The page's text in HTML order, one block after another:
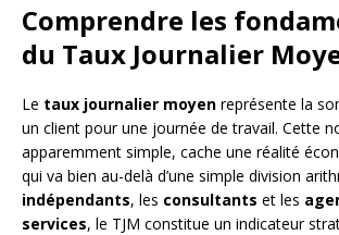
Comprendre les
du Taux Journalier
Le taux journalier moyen représente la
un client pour une journée de travail. Cette
apparemment simple, cache une réalité
qui va bien au-delà d’une simple division
indépendants, les consultants et les
services, le TJM constitue un indicateur